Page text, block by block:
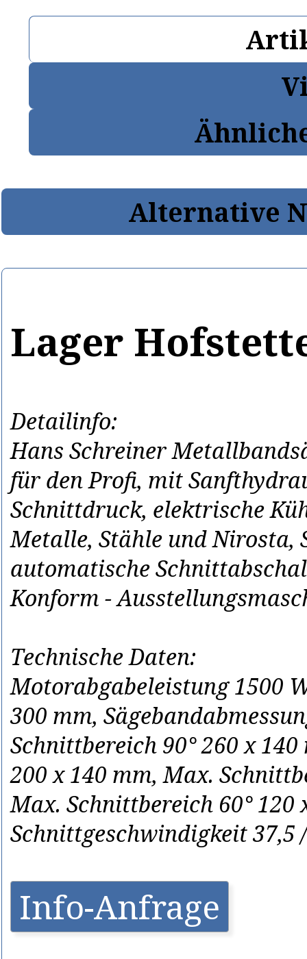
Alternative
Lager
Detailinfo:
Hans Schreiner
für den Profi, mit
Schnittdruck, elektrische
Metalle, Stähle und Nirosta,
automatische
Konform -
Technische Daten:
Motorabgabeleistung 1500
300 mm,
Schnittbereich 90° 260 x
200 x 140 mm, Max.
Max. Schnittbereich 60° 120
Schnittgeschwindigkeit 37,5
Info-Anfrage